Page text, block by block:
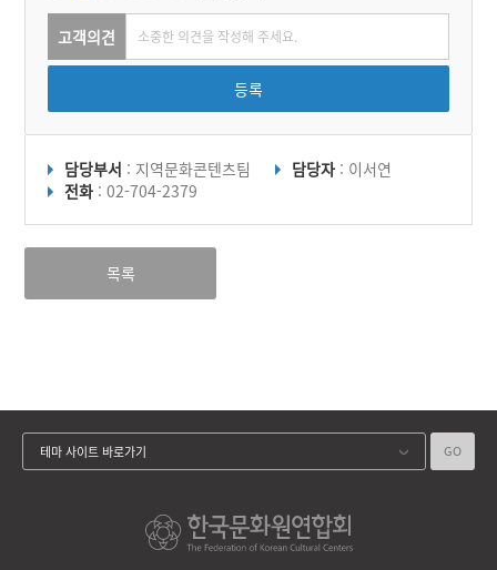
고객의견
등록
담당부서 : 지역문화콘텐츠팀 담당자 : 이서연
전화 : 02-704-2379
목록
테마 사이트 바로가기 GO